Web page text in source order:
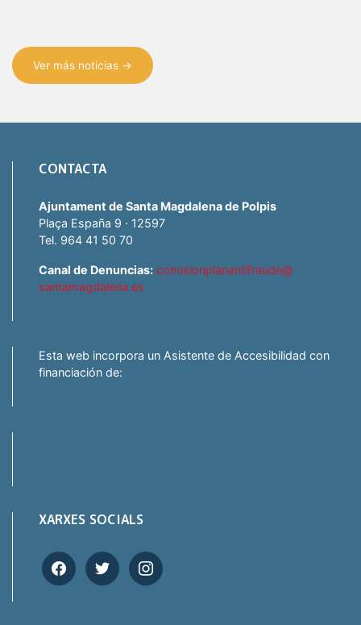
Ver más noticias →
CONTACTA
Ajuntament de Santa Magdalena de Polpis
Plaça España 9 · 12597
Tel. 964 41 50 70
Canal de Denuncias: comisionplanantifraude@
santamagdalena.es
Esta web incorpora un Asistente de Accesibilidad con
financiación de:
XARXES SOCIALS
facebooktwitter instagram